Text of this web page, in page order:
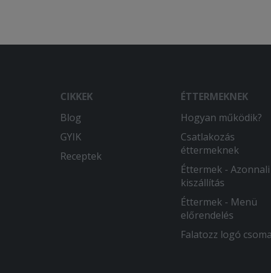
CIKKEK
Blog
GYIK
Receptek
ÉTTERMEKNEK
Hogyan működik?
Csatlakozás
éttermeknek
Éttermek - Azonnali
kiszállítás
Éttermek - Menü
előrendelés
Falatozz logó